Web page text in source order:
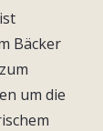
Bäcker
um die